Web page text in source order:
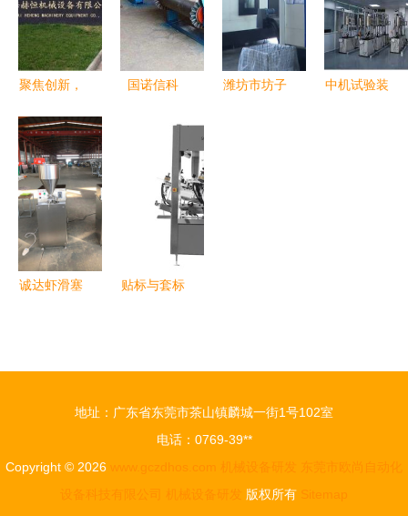
企业焕发新
动力
路
聚焦创新，
卓越的机械
设备研发企
业
国诺信科
机研发，注
入产业智造
新活力
潍坊市坊子
中机试验装
诚达虾滑塞
后的机械研
贴标与套标
沿
地址：广东省东莞市茶山镇麟城一街1号102室
电话：0769-39**
Copyright © 2026 www.gczdhos.com 机械设备研发
东莞市欧尚自动化
设备科技有限公司
机械设备研发 版权所有 Sitemap